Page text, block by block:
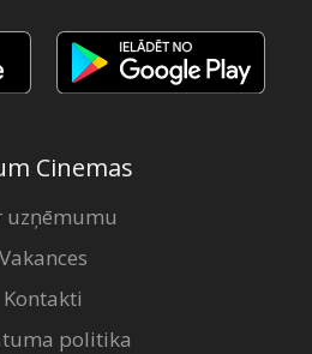
Cinemas
uzņēmumu
Vakances
Kontakti
politika